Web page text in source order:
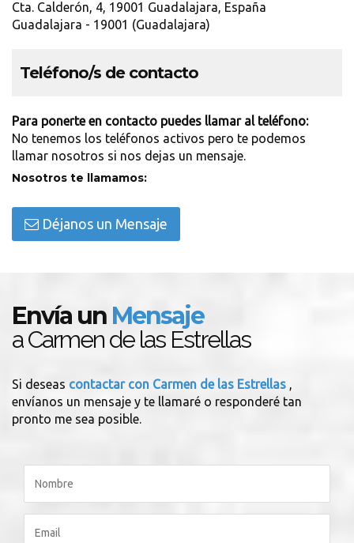
Cta. Calderón, 4, 19001 Guadalajara, España
Guadalajara - 19001 (Guadalajara)
Teléfono/s de contacto
Para ponerte en contacto puedes llamar al teléfono:
No tenemos los teléfonos activos pero te podemos
llamar nosotros si nos dejas un mensaje.
Nosotros te llamamos:
Déjanos un Mensaje
Envía un Mensaje
a Carmen de las Estrellas
Si deseas contactar con Carmen de las Estrellas ,
envíanos un mensaje y te llamaré o responderé tan
pronto me sea posible.